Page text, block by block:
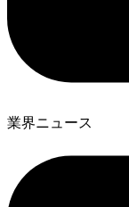
業界ニュース